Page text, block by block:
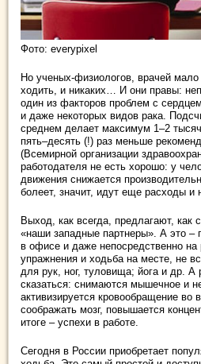
Фото: everypixel
Но ученых-физиологов, врачей мало
ходить, и никаких… И они правы:
один из факторов проблем с
и даже некоторых видов рака.
среднем делает максимум 1–2
пять–десять (!) раз меньше
(Всемирной организации
работодателя не есть хорошо: у
движения снижается
болеет, значит, идут еще расходы и
Выход, как всегда, предлагают, как
«наши западные партнеры». А это –
в офисе и даже непосредственно на
упражнения и ходьба на месте, не
для рук, ног, туловища; йога и др. А
сказаться: снимаются мышечное и
активизируется кровообращение во
соображать мозг, повышается
итоге – успехи в работе.
Сегодня в России приобретает